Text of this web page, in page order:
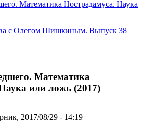
с Олегом Шишкиным. Выпуск 38
Математика
или ложь (2017)
2017/08/29 - 14:19